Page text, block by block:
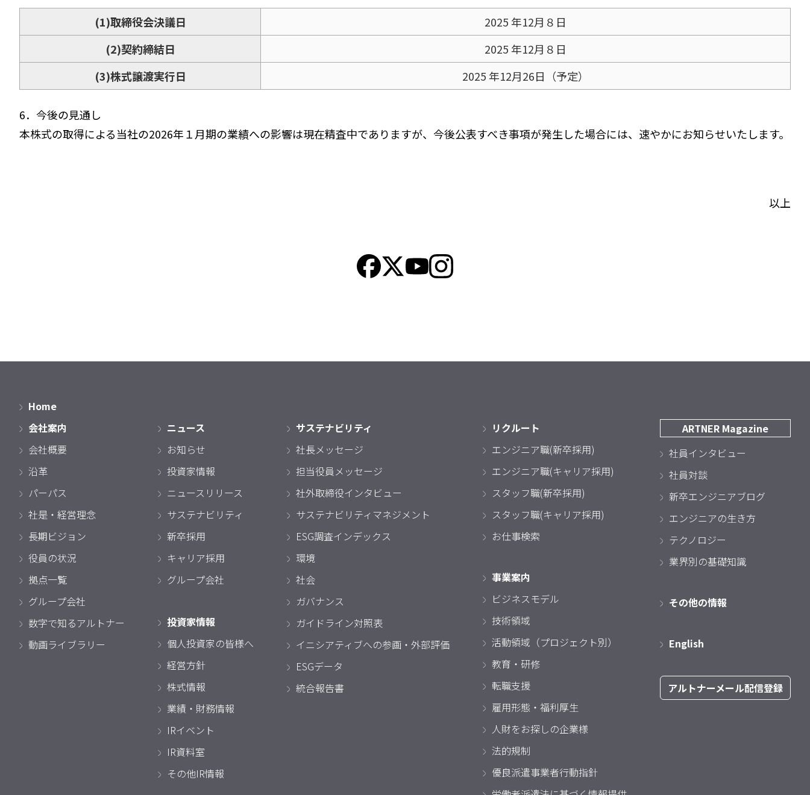
(1)取締役会決議日
2025 年12月８日
(2)契約締結日
2025 年12月８日
(3)株式譲渡実行日
2025 年12月26日（予定）
6．今後の見通し
本株式の取得による当社の2026年１月期の業績への影響は現在精査中でありますが、今後公表すべき事項が発生した場合には、速やかにお知らせいたします。
以上
Home
会社案内
会社概要
沿革
パーパス
社是・経営理念
長期ビジョン
役員の状況
拠点一覧
グループ会社
数字で知るアルトナー
動画ライブラリー
ニュース
お知らせ
投資家情報
ニュースリリース
サステナビリティ
新卒採用
キャリア採用
グループ会社
投資家情報
個人投資家の皆様へ
経営方針
株式情報
業績・財務情報
IRイベント
IR資料室
その他IR情報
サステナビリティ
社長メッセージ
担当役員メッセージ
社外取締役インタビュー
サステナビリティマネジメント
ESG調査インデックス
環境
社会
ガバナンス
ガイドライン対照表
イニシアティブへの参画・外部評価
ESGデータ
統合報告書
リクルート
エンジニア職(新卒採用)
エンジニア職(キャリア採用)
スタッフ職(新卒採用)
スタッフ職(キャリア採用)
お仕事検索
事業案内
ビジネスモデル
技術領域
活動領域（プロジェクト別）
教育・研修
転職支援
雇用形態・福利厚生
人財をお探しの企業様
法的規制
優良派遣事業者行動指針
ARTNER Magazine
社員インタビュー
社員対談
新卒エンジニアブログ
エンジニアの生き方
テクノロジー
業界別の基礎知識
その他の情報
English
アルトナーメール配信登録